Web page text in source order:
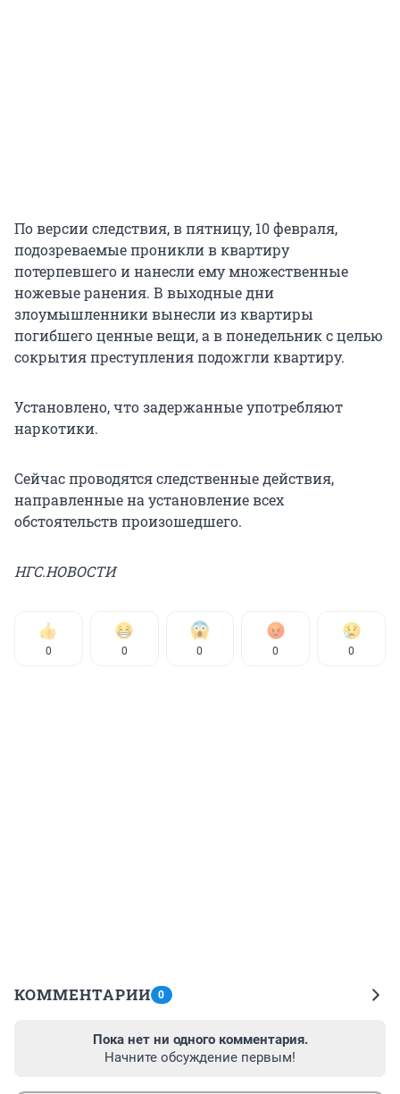
По версии следствия, в пятницу, 10 февраля,
подозреваемые проникли в квартиру
потерпевшего и нанесли ему множественные
ножевые ранения. В выходные дни
злоумышленники вынесли из квартиры
погибшего ценные вещи, а в понедельник с целью
сокрытия преступления подожгли квартиру.
Установлено, что задержанные употребляют
наркотики.
Сейчас проводятся следственные действия,
направленные на установление всех
обстоятельств произошедшего.
НГС.НОВОСТИ
0 0 0 0 0
КОММЕНТАРИИ 0
Пока нет ни одного комментария.
Начните обсуждение первым!